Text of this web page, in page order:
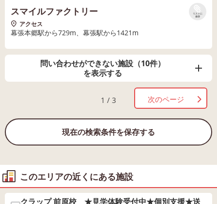
リストに
保存
スマイルファクトリー
アクセス
幕張本郷駅から729m、幕張駅から1421m
問い合わせができない施設（10件）
を表示する
1 / 3 次のページ
現在の検索条件を保存する
このエリアの近くにある施設
クラップ 前原校 ★見学体験受付中★個別支援★送